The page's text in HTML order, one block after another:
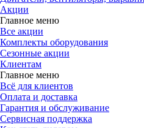
Акции
Главное меню
Все акции
Комплекты оборудования
Сезонные акции
Клиентам
Главное меню
Всё для клиентов
Оплата и доставка
Гарантия и обслуживание
Сервисная поддержка